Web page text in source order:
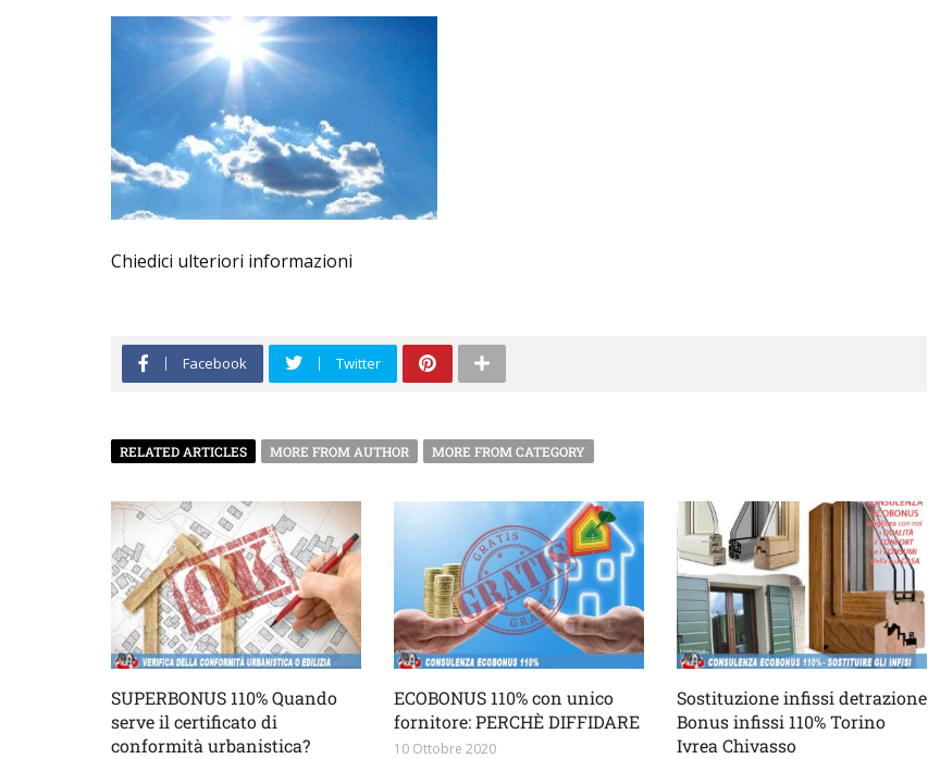
Chiedici ulteriori informazioni
Facebook Twitter
RELATED ARTICLES MORE FROM AUTHOR MORE FROM CATEGORY
SUPERBONUS 110% Quando
serve il certificato di
conformità urbanistica?
ECOBONUS 110% con unico
fornitore: PERCHÈ DIFFIDARE
10 Ottobre 2020
Sostituzione infissi detrazione
Bonus infissi 110% Torino
Ivrea Chivasso